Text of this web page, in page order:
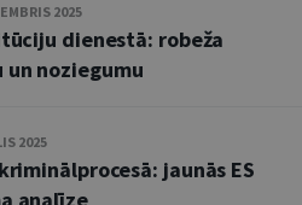
2025
dienestā: robeža
noziegumu
2025
jaunās ES